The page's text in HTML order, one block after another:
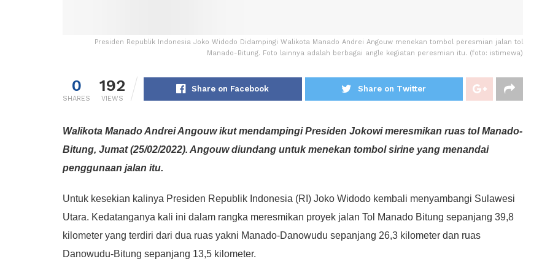
Presiden Republik Indonesia Joko Widodo Didampingi Walikota Manado Andrei Angouw menekan tombol peresmian jalan tol
Manado-Bitung. Foto lainnya adalah berbagai angle kegiatan peresmian itu. (foto: istimewa)
0
SHARES
192
VIEWS
Share on Facebook Share on Twitter
Walikota Manado Andrei Angouw ikut mendampingi Presiden Jokowi meresmikan ruas tol Manado-
Bitung, Jumat (25/02/2022). Angouw diundang untuk menekan tombol sirine yang menandai
penggunaan jalan itu.
Untuk kesekian kalinya Presiden Republik Indonesia (RI) Joko Widodo kembali menyambangi Sulawesi
Utara. Kedatanganya kali ini dalam rangka meresmikan proyek jalan Tol Manado Bitung sepanjang 39,8
kilometer yang terdiri dari dua ruas yakni Manado-Danowudu sepanjang 26,3 kilometer dan ruas
Danowudu-Bitung sepanjang 13,5 kilometer.